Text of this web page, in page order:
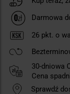
Darmowa
26 pkt. o
30-dniowa
Cena
Sprawdź